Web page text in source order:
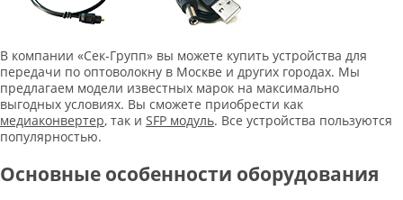
В компании «Сек-Групп» вы можете купить устройства для
передачи по оптоволокну в Москве и других городах. Мы
предлагаем модели известных марок на максимально
выгодных условиях. Вы сможете приобрести как
медиаконвертер, так и SFP модуль. Все устройства пользуются
популярностью.
Основные особенности оборудования